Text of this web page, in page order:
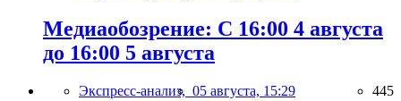
Медиаобозрение: С 16:00 4 августа
до 16:00 5 августа
Экспресс-анализ, 05 августа, 15:29 445